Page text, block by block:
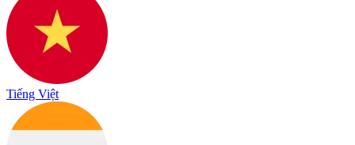
Tiếng Việt